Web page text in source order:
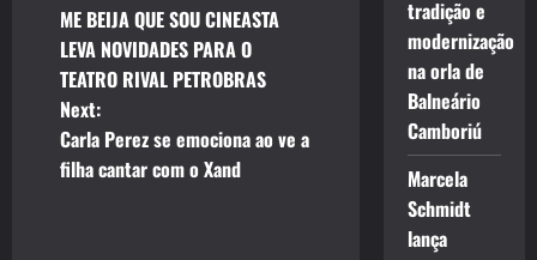
o
s
t
ME BEIJA QUE SOU CINEASTA
LEVA NOVIDADES PARA O
TEATRO RIVAL PETROBRAS
Next:
Carla Perez se emociona ao ve a
filha cantar com o Xand
tradição e
modernização
na orla de
Balneário
Camboriú
Marcela
Schmidt
lança